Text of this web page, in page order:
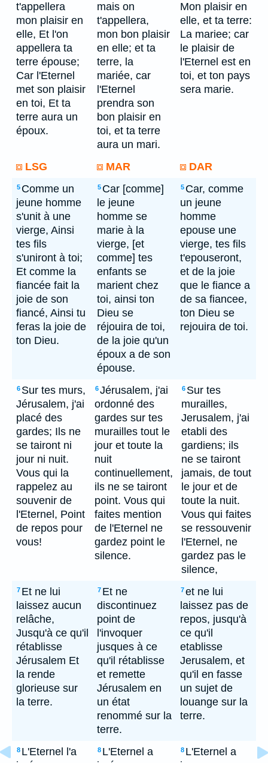
t'appellera
mon plaisir en
elle, Et l'on
appellera ta
terre épouse;
Car l'Eternel
met son plaisir
en toi, Et ta
terre aura un
époux.
mais on
t'appellera,
mon bon plaisir
en elle; et ta
terre, la
mariée, car
l'Eternel
prendra son
bon plaisir en
toi, et ta terre
aura un mari.
Mon plaisir en
elle, et ta terre:
La mariee; car
le plaisir de
l'Eternel est en
toi, et ton pays
sera marie.
LSG MAR DAR
5 Comme un
jeune homme
s'unit à une
vierge, Ainsi
tes fils
s'uniront à toi;
Et comme la
fiancée fait la
joie de son
fiancé, Ainsi tu
feras la joie de
ton Dieu.
5 Car [comme]
le jeune
homme se
marie à la
vierge, [et
comme] tes
enfants se
marient chez
toi, ainsi ton
Dieu se
réjouira de toi,
de la joie qu'un
époux a de son
épouse.
5 Car, comme
un jeune
homme
epouse une
vierge, tes fils
t'epouseront,
et de la joie
que le fiance a
de sa fiancee,
ton Dieu se
rejouira de toi.
6 Sur tes murs,
Jérusalem, j'ai
placé des
gardes; Ils ne
se tairont ni
jour ni nuit.
Vous qui la
rappelez au
souvenir de
l'Eternel, Point
de repos pour
vous!
6Jérusalem, j'ai
ordonné des
gardes sur tes
murailles tout le
jour et toute la
nuit
continuellement,
ils ne se tairont
point. Vous qui
faites mention
de l'Eternel ne
gardez point le
silence.
6 Sur tes
murailles,
Jerusalem, j'ai
etabli des
gardiens; ils
ne se tairont
jamais, de tout
le jour et de
toute la nuit.
Vous qui faites
se ressouvenir
l'Eternel, ne
gardez pas le
silence,
7 Et ne lui
laissez aucun
relâche,
Jusqu'à ce qu'il
rétablisse
Jérusalem Et
la rende
glorieuse sur
la terre.
7 Et ne
discontinuez
point de
l'invoquer
jusques à ce
qu'il rétablisse
et remette
Jérusalem en
un état
renommé sur la
terre.
7et ne lui
laissez pas de
repos, jusqu'à
ce qu'il
etablisse
Jerusalem, et
qu'il en fasse
un sujet de
louange sur la
terre.
8 L'Eternel l'a
8 L'Eternel a
8 L'Eternel a